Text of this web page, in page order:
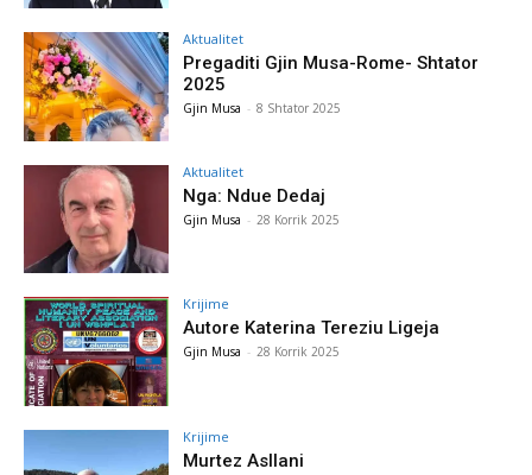
Aktualitet
Pregaditi Gjin Musa-Rome- Shtator
2025
Gjin Musa - 8 Shtator 2025
Aktualitet
Nga: Ndue Dedaj
Gjin Musa - 28 Korrik 2025
Krijime
Autore Katerina Tereziu Ligeja
Gjin Musa - 28 Korrik 2025
Krijime
Murtez Asllani